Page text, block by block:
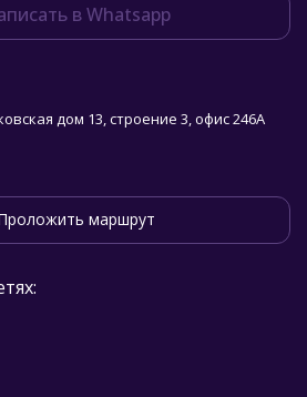
в Whatsapp
дом 13, строение 3, офис 246А
маршрут